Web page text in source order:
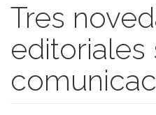
Tres
editoriales